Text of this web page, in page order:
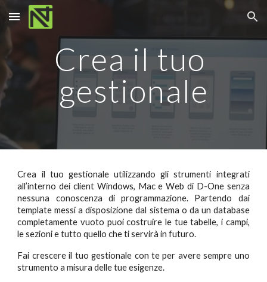
Skip to main content Skip to navigation
Crea il tuo
gestionale
Crea il tuo gestionale utilizzando gli strumenti integrati
all’interno dei client Windows, Mac e Web di D-One senza
nessuna conoscenza di programmazione. Partendo dai
template messi a disposizione dal sistema o da un database
completamente vuoto puoi costruire le tue tabelle, i campi,
le sezioni e tutto quello che ti servirà in futuro.
Fai crescere il tuo gestionale con te per avere sempre uno
strumento a misura delle tue esigenze.